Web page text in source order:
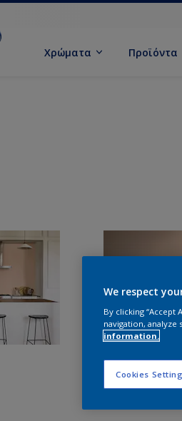
Χρώματα Προϊόντα
We respect
By clicking
navigation, analyze
information.
Cookies